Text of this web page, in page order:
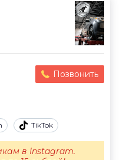
Позвонить
TikTok
в Instagram.